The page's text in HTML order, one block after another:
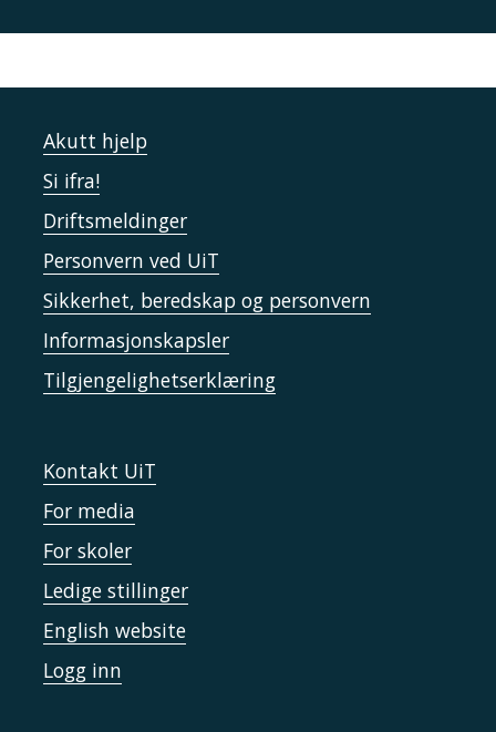
Akutt hjelp
Si ifra!
Driftsmeldinger
Personvern ved UiT
Sikkerhet, beredskap og personvern
Informasjonskapsler
Tilgjengelighetserklæring
Kontakt UiT
For media
For skoler
Ledige stillinger
English website
Logg inn